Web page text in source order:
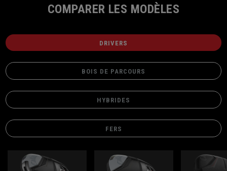
COMPARER LES MODÈLES
DRIVERS
BOIS DE PARCOURS
HYBRIDES
FERS